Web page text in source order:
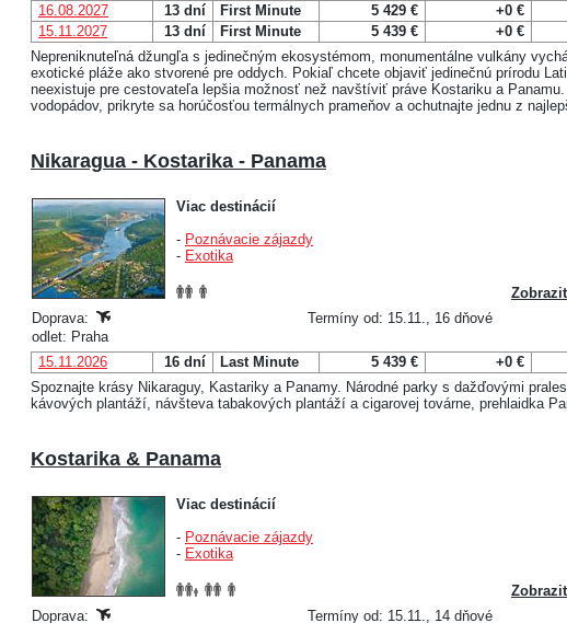
16.08.2027
13 dní First Minute 5 429 € +0 €
15.11.2027
13 dní First Minute 5 439 € +0 €
Nepreniknuteľná džungľa s jedinečným ekosystémom, monumentálne vulkány
exotické pláže ako stvorené pre oddych. Pokiaľ chcete objaviť jedinečnú prírodu
neexistuje pre cestovateľa lepšia možnosť než navštíviť práve Kostariku a
vodopádov, prikryte sa horúčosťou termálnych prameňov a ochutnajte jednu z
Nikaragua - Kostarika - Panama
Viac destinácií
- Poznávacie zájazdy
- Exotika
Doprava:
Termíny od: 15.11., 16 dňové
odlet: Praha
15.11.2026
16 dní Last Minute 5 439 € +0 €
Spoznajte krásy Nikaraguy, Kastariky a Panamy. Národné parky s dažďovými
kávových plantáží, návšteva tabakových plantáží a cigarovej továrne, prehlaidka
Kostarika & Panama
Viac destinácií
- Poznávacie zájazdy
- Exotika
Doprava:
Termíny od: 15.11., 14 dňové